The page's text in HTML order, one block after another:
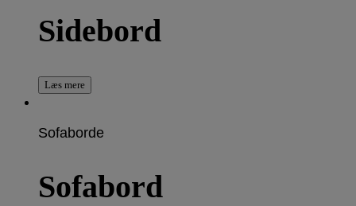
Sidebord
Læs mere
Sofaborde
Sofabord